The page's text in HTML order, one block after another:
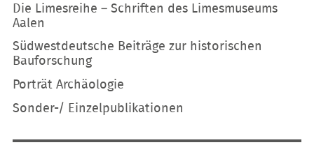
Die Limesreihe – Schriften des Limesmuseums
Aalen
Südwestdeutsche Beiträge zur historischen
Bauforschung
Porträt Archäologie
Sonder-/ Einzelpublikationen